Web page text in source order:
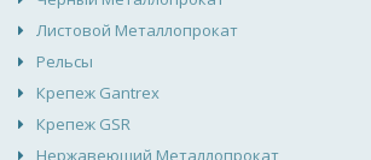
Листовой Металлопрокат
Рельсы
Крепеж Gantrex
Крепеж GSR
Нержавеющий Металлопрокат